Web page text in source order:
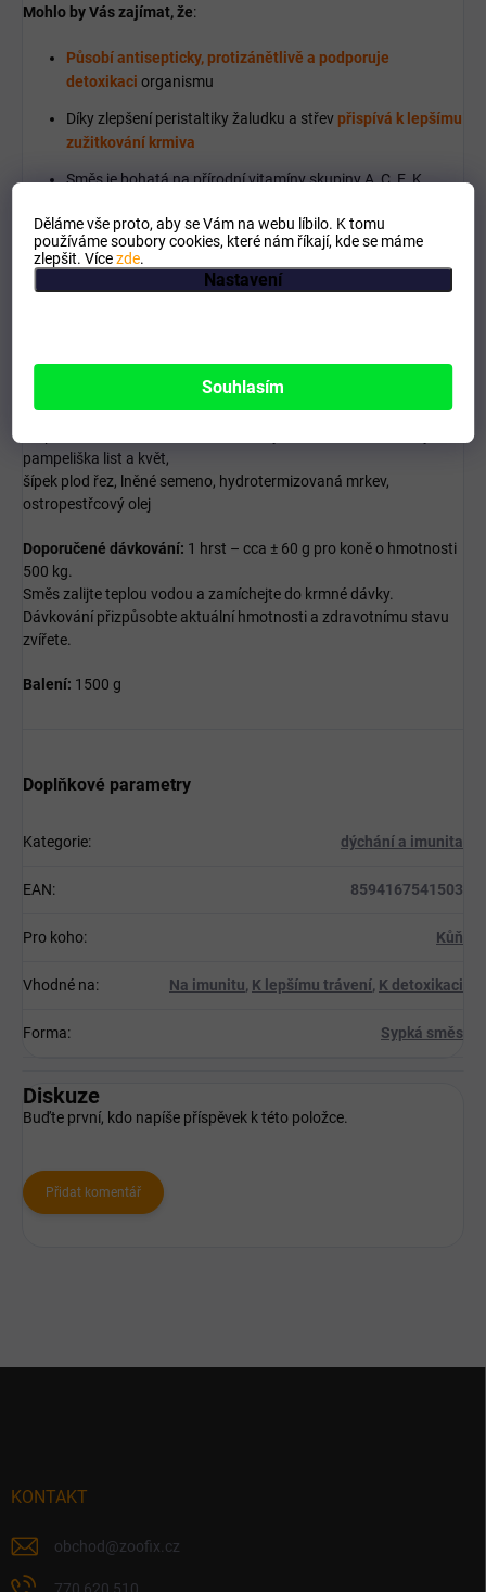
Děláme vše proto, aby se Vám na webu líbilo. K tomu
používáme soubory cookies, které nám říkají, kde se máme
zlepšit. Vícezde.
Nastavení
Souhlasím
Mohlo by Vás zajímat, že:
Působí antisepticky, protizánětlivě a podporuje
detoxikaci organismu
Díky zlepšení peristaltiky žaludku a střev přispívá k lepšímu
zužitkování krmiva
Směs je bohatá na přírodní vitamíny skupiny A, C, E, K,
jako echinacin, chamazulen, flavonoidy, hořčiny, třísloviny,
pryskyřice, silice, slizy, nenasycené mastné kyseliny
100% přírodní produkt, bez chemicky přidaných
Doplňkové krmivo pro koně - složení:
echinacea purpurea, kopřiva list, bříza list, citrónová tráva,
heřmánek květ,
pampeliška list a květ,
šípek plod řez, lněné semeno, hydrotermizovaná mrkev,
ostropestřcový olej
Doporučené dávkování: 1 hrst – cca ± 60 g pro koně o hmotnosti
500 kg.
Směs zalijte teplou vodou a zamíchejte do krmné dávky.
Dávkování přizpůsobte aktuální hmotnosti a zdravotnímu stavu
zvířete.
Balení: 1500 g
Doplňkové parametry
Kategorie: dýchání a imunita
EAN: 8594167541503
Pro koho: Kůň
Vhodné na: Na imunitu, K lepšímu trávení, K detoxikaci
Forma: Sypká směs
Diskuze
Buďte první, kdo napíše příspěvek k této položce.
Přidat komentář
KONTAKT
obchod @zoofix.cz